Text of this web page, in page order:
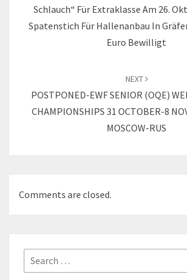
Schlauch“ Für Extraklasse Am 26.
Spatenstich Für Hallenanbau In
Euro Bewilligt
NEXT
POSTPONED-EWF SENIOR (OQE)
CHAMPIONSHIPS 31 OCTOBER-8
MOSCOW-RUS
Comments are closed.
Search
for: